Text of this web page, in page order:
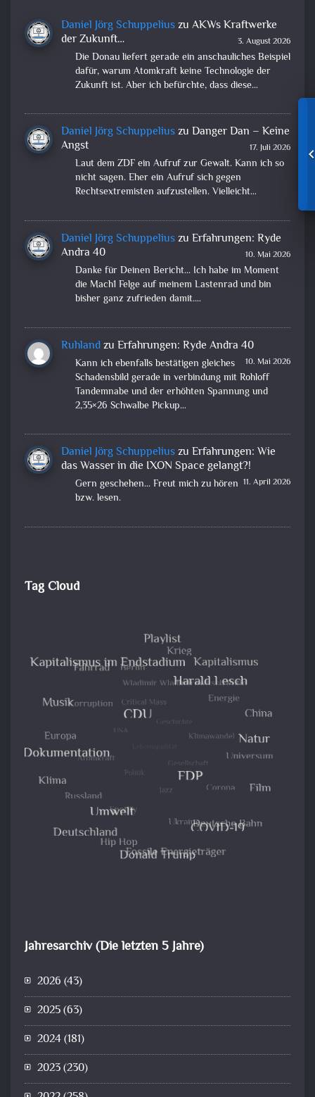
Daniel Jörg Schuppeliuszu AKWs Kraftwerke
der Zukunft…
3. August 2026
Die Donau liefert gerade ein anschauliches Beispiel
dafür, warum Atomkraft keine Technologie der
Zukunft ist. Aber ich befürchte, dass diese…
Daniel Jörg Schuppeliuszu Danger Dan – Keine
Angst
17. Juli 2026
Laut dem ZDF ein Aufruf zur Gewalt. Kann ich so
nicht sagen. Eher ein Aufruf sich gegen
Rechtsextremisten aufzustellen. Vielleicht…
Daniel Jörg Schuppeliuszu Erfahrungen: Ryde
Andra 40
10. Mai 2026
Danke für Deinen Bericht... Ich habe im Moment
die Mach1 Felge auf meinem Lastenrad und bin
bisher ganz zufrieden damit.…
Ruhlandzu Erfahrungen: Ryde Andra 40
10. Mai 2026
Kann ich ebenfalls bestätigen gleiches
Schadensbild gerade in verbindung mit Rohloff
Tandemnabe und der erhöhten Spannung und
2,35×26 Schwalbe Pickup…
Daniel Jörg Schuppeliuszu Erfahrungen: Wie
das Wasser in die IXON Space gelangt?!
11. April 2026
Gern geschehen... Freut mich zu hören
bzw. lesen.
Tag Cloud
Jahresarchiv (Die letzten 5 Jahre)
2026 (43)
2025(63)
2024(181)
2023(230)